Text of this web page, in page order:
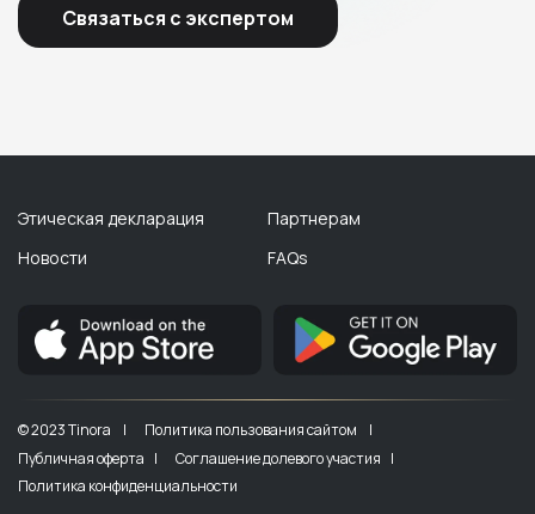
Связаться с экспертом
Этическая декларация
Новости
Партнерам
FAQs
© 2023 Tinora |
Политика пользования сайтом |
Публичная оферта |
Соглашение долевого участия |
Политика конфиденциальности